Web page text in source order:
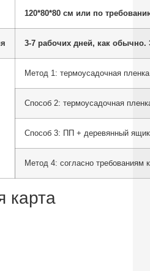
120*80*80 см или по
3-7 рабочих дней, как обычно.
Метод 1: термоусадочная
Способ 2: термоусадочная
Способ 3: ПП + деревянный
Метод 4: согласно требованиям
карта